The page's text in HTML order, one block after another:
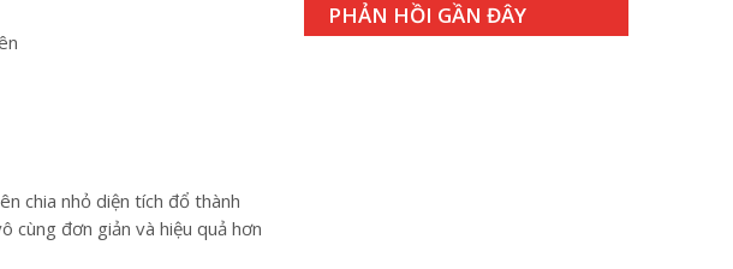
chia nhỏ diện tích đổ thành
cùng đơn giản và hiệu quả hơn
PHẢN HỒI GẦN ĐÂY